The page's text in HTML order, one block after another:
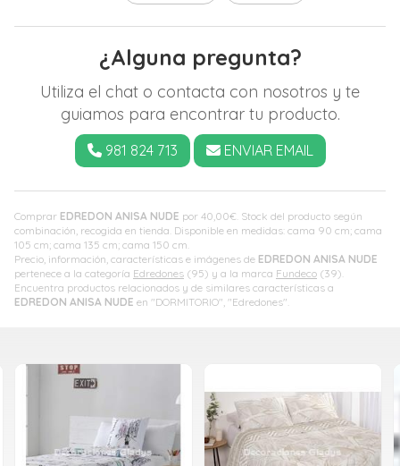
Comprar EDREDON ANISA NUDE por 40,00€ . Stock del producto según
combinación, recogida en tienda. Disponible en medidas: cama 90 cm; cama
105 cm; cama 135 cm; cama 150 cm.
Precio, información, características e imágenes de EDREDON ANISA NUDE
pertenece a la categoría Edredones (95) y a la marca Fundeco (39).
Encuentra productos relacionados y de similares características a
EDREDON ANISA NUDE en "DORMITORIO", "Edredones".
¿Alguna pregunta?
Utiliza el chat o contacta con nosotros y te
guiamos para encontrar tu producto.
981 824 713 ENVIAR EMAIL